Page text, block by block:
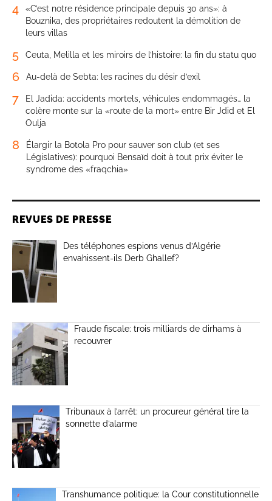
4
«C’est notre résidence principale depuis 30 ans»: à
Bouznika, des propriétaires redoutent la démolition de
leurs villas
5 Ceuta, Melilla et les miroirs de l’histoire: la fin du statu quo
6 Au-delà de Sebta: les racines du désir d’exil
7
El Jadida: accidents mortels, véhicules endommagés… la
colère monte sur la «route de la mort» entre Bir Jdid et El
Oulja
8
Élargir la Botola Pro pour sauver son club (et ses
Législatives): pourquoi Bensaïd doit à tout prix éviter le
syndrome des «fraqchia»
REVUES DE PRESSE
Des téléphones espions venus d’Algérie
envahissent-ils Derb Ghallef?
Fraude fiscale: trois milliards de dirhams à
recouvrer
Tribunaux à l’arrêt: un procureur général tire la
sonnette d’alarme
Transhumance politique: la Cour constitutionnelle